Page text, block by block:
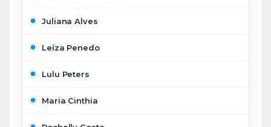
Juliana Alves
Leíza Penedo
Lulu Peters
Maria Cinthia